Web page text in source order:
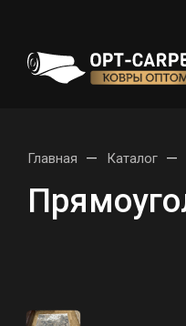
Главная — Каталог —